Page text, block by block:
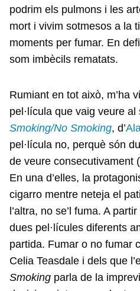
podrim els pulmons i les
mort i vivim sotmesos a la
moments per fumar. En
som imbècils rematats.
Rumiant en tot això, m’ha
pel·lícula que vaig veure al
Smoking/No Smoking, d’
pel·lícula no, perquè són
de veure consecutivament
En una d’elles, la
cigarro mentre neteja el
l’altra, no se’l fuma. A
dues pel·lícules diferents
partida. Fumar o no fumar
Celia Teasdale i dels que
Smoking parla de la